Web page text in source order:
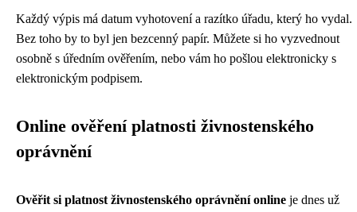
Každý výpis má datum vyhotovení a razítko úřadu, který ho vydal.
Bez toho by to byl jen bezcenný papír. Můžete si ho vyzvednout
osobně s úředním ověřením, nebo vám ho pošlou elektronicky s
elektronickým podpisem.
Online ověření platnosti živnostenského
oprávnění
Ověřit si platnost živnostenského oprávnění online je dnes už